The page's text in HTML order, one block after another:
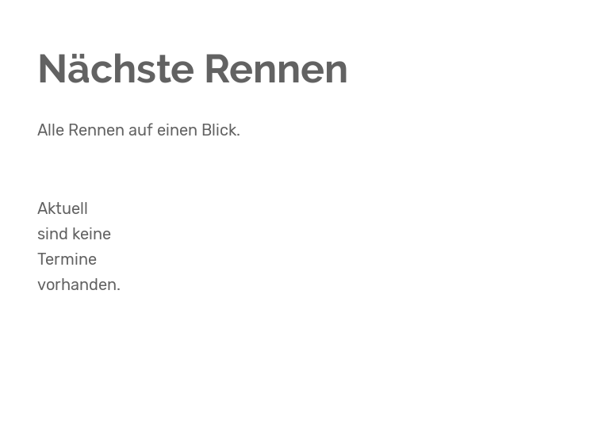
Nächste Rennen
Alle Rennen auf einen Blick.
Aktuell
sind keine
Termine
vorhanden.